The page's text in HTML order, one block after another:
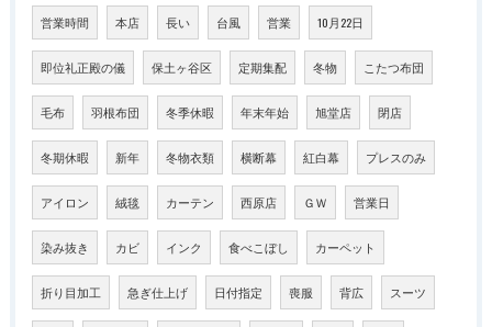
営業時間 本店 長い 台風 営業 10月22日
即位礼正殿の儀 保土ヶ谷区 定期集配 冬物 こたつ布団
毛布 羽根布団 冬季休暇 年末年始 旭堂店 閉店
冬期休暇 新年 冬物衣類 横断幕 紅白幕 プレスのみ
アイロン 絨毯 カーテン 西原店 ＧＷ 営業日
染み抜き カビ インク 食べこぼし カーペット
折り目加工 急ぎ仕上げ 日付指定 喪服 背広 スーツ